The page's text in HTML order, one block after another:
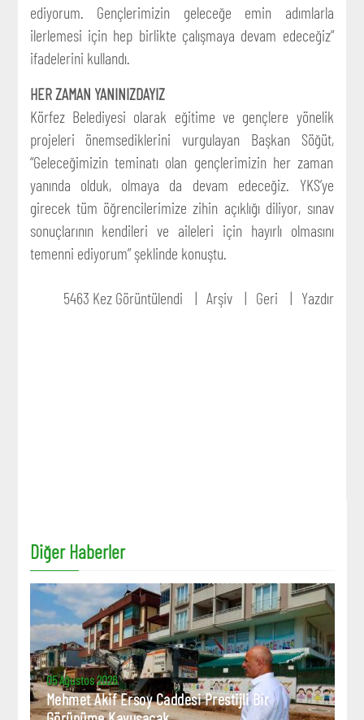
ediyorum. Gençlerimizin geleceğe emin adımlarla
ilerlemesi için hep birlikte çalışmaya devam edeceğiz”
ifadelerini kullandı.
HER ZAMAN YANINIZDAYIZ
Körfez Belediyesi olarak eğitime ve gençlere yönelik
projeleri önemsediklerini vurgulayan Başkan Söğüt,
“Geleceğimizin teminatı olan gençlerimizin her zaman
yanında olduk, olmaya da devam edeceğiz. YKS’ye
girecek tüm öğrencilerimize zihin açıklığı diliyor, sınav
sonuçlarının kendileri ve aileleri için hayırlı olmasını
temenni ediyorum” şeklinde konuştu.
5463 Kez Görüntülendi Arşiv Geri Yazdır
Diğer Haberler
05 Ağustos 2026
Mehmet Akif Ersoy Caddesi Prestijli Bir